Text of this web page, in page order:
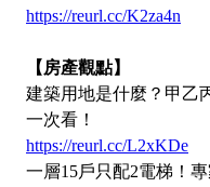
https://reurl.cc/K2za4n
【房產觀點】
建築用地是什麼？甲乙
一次看！
https://reurl.cc/L2xKDe
一層15戶只配2電梯！